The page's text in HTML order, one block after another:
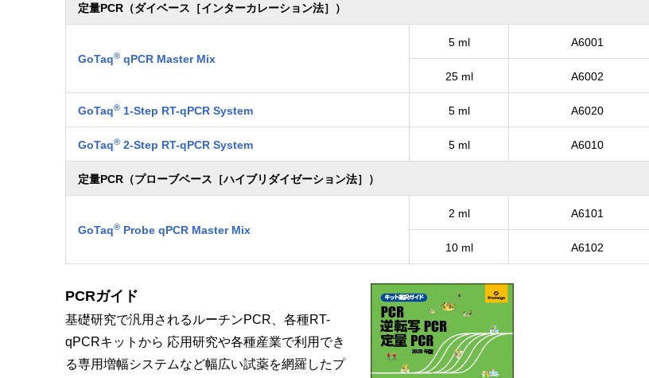
定量PCR（ダイベース［インターカレーション法］）
GoTaq® qPCR Master Mix
5 ml A6001
25 ml A6002
GoTaq® 1-Step RT-qPCR System 5 ml A6020
GoTaq® 2-Step RT-qPCR System 5 ml A6010
定量PCR（プローブベース［ハイブリダイゼーション法］）
GoTaq® Probe qPCR Master Mix
2 ml A6101
10 ml A6102
PCRガイド
基礎研究で汎用されるルーチンPCR、各種RT-
qPCRキットから 応用研究や各種産業で利用でき
る専用増幅システムなど幅広い試薬を網羅したプ